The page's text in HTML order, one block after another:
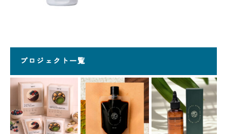
プロジェクト一覧